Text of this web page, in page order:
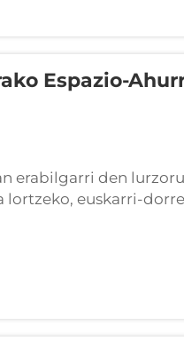
Espazio-
erabilgarri den
euskarri-
dituzte zehaztasun-